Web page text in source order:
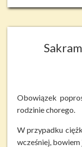
Obowiązek
rodzinie chorego.
W przypadku
wcześniej, bowiem